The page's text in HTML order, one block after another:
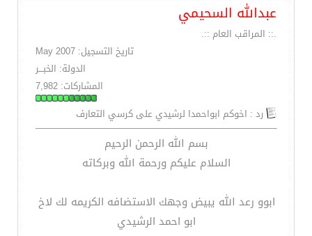
عبدالله السحيمي
.:: المراقب العام ::.
تاريخ التسجيل: May 2007
الدولة: الخبـــر
المشاركات: 7,982
رد : اخوكم ابواحمدا لرشيدي على كرسي التعارف
بسم الله الرحمن الرحيم
السلام عليكم ورحمة الله وبركاته
ابوو رعد الله يبيض وجهك الاستضافه الكريمه لك لاخ
ابو احمد الرشيدي